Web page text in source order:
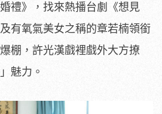
禮》，找來熱播台劇《想見
有氧氣美女之稱的章若楠領銜
棚，許光漢戲裡戲外大方撩
魅力。